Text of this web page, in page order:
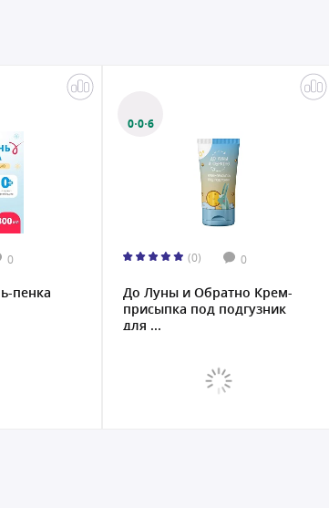
0
пенка
0·0·6
(0) 0
До Луны и Обратно Крем-
присыпка под подгузник
для ...